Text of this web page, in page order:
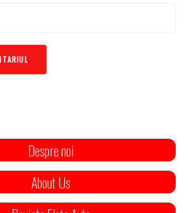
Despre noi
About Us